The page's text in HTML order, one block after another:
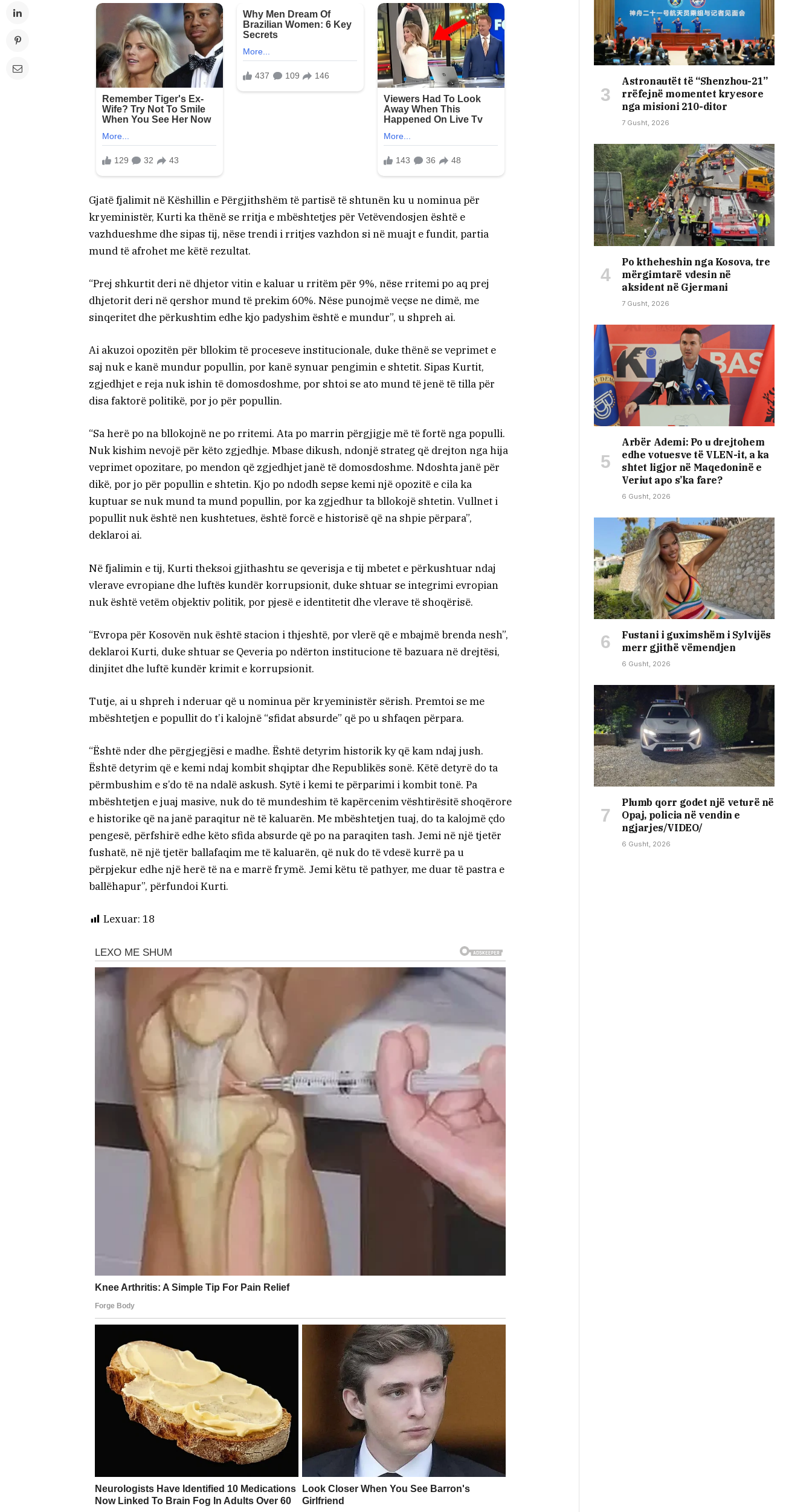
Gjatë fjalimit në Këshillin e Përgjithshëm të partisë të shtunën ku u nominua për
kryeministër, Kurti ka thënë se rritja e mbështetjes për Vetëvendosjen është e
vazhdueshme dhe sipas tij, nëse trendi i rritjes vazhdon si në muajt e fundit, partia
mund të afrohet me këtë rezultat.
“Prej shkurtit deri në dhjetor vitin e kaluar u rritëm për 9%, nëse rritemi po aq prej
dhjetorit deri në qershor mund të prekim 60%. Nëse punojmë veçse ne dimë, me
sinqeritet dhe përkushtim edhe kjo padyshim është e mundur”, u shpreh ai.
Ai akuzoi opozitën për bllokim të proceseve institucionale, duke thënë se veprimet e
saj nuk e kanë mundur popullin, por kanë synuar pengimin e shtetit. Sipas Kurtit,
zgjedhjet e reja nuk ishin të domosdoshme, por shtoi se ato mund të jenë të tilla për
disa faktorë politikë, por jo për popullin.
“Sa herë po na bllokojnë ne po rritemi. Ata po marrin përgjigje më të fortë nga populli.
Nuk kishim nevojë për këto zgjedhje. Mbase dikush, ndonjë strateg që drejton nga hija
veprimet opozitare, po mendon që zgjedhjet janë të domosdoshme. Ndoshta janë për
dikë, por jo për popullin e shtetin. Kjo po ndodh sepse kemi një opozitë e cila ka
kuptuar se nuk mund ta mund popullin, por ka zgjedhur ta bllokojë shtetin. Vullnet i
popullit nuk është nen kushtetues, është forcë e historisë që na shpie përpara”,
deklaroi ai.
Në fjalimin e tij, Kurti theksoi gjithashtu se qeverisja e tij mbetet e përkushtuar ndaj
vlerave evropiane dhe luftës kundër korrupsionit, duke shtuar se integrimi evropian
nuk është vetëm objektiv politik, por pjesë e identitetit dhe vlerave të shoqërisë.
“Evropa për Kosovën nuk është stacion i thjeshtë, por vlerë që e mbajmë brenda nesh”,
deklaroi Kurti, duke shtuar se Qeveria po ndërton institucione të bazuara në drejtësi,
dinjitet dhe luftë kundër krimit e korrupsionit.
Tutje, ai u shpreh i nderuar që u nominua për kryeministër sërish. Premtoi se me
mbështetjen e popullit do t’i kalojnë “sfidat absurde” që po u shfaqen përpara.
“Është nder dhe përgjegjësi e madhe. Është detyrim historik ky që kam ndaj jush.
Është detyrim që e kemi ndaj kombit shqiptar dhe Republikës sonë. Këtë detyrë do ta
përmbushim e s’do të na ndalë askush. Sytë i kemi te përparimi i kombit tonë. Pa
mbështetjen e juaj masive, nuk do të mundeshim të kapërcenim vështirësitë shoqërore
e historike që na janë paraqitur në të kaluarën. Me mbështetjen tuaj, do ta kalojmë çdo
pengesë, përfshirë edhe këto sfida absurde që po na paraqiten tash. Jemi në një tjetër
fushatë, në një tjetër ballafaqim me të kaluarën, që nuk do të vdesë kurrë pa u
përpjekur edhe një herë të na e marrë frymë. Jemi këtu të pathyer, me duar të pastra e
ballëhapur”, përfundoi Kurti.
Lexuar: 18
Astronautët të “Shenzhou-21”
rrëfejnë momentet kryesore
nga misioni 210-ditor
7 Gusht, 2026
Po ktheheshin nga Kosova, tre
mërgimtarë vdesin në
aksident në Gjermani
7 Gusht, 2026
Arbër Ademi: Po u drejtohem
edhe votuesve të VLEN-it, a ka
shtet ligjor në Maqedoninë e
Veriut apo s’ka fare?
6 Gusht, 2026
Fustani i guximshëm i Sylvijës
merr gjithë vëmendjen
6 Gusht, 2026
Plumb qorr godet një veturë në
Opaj, policia në vendin e
ngjarjes/VIDEO/
6 Gusht, 2026